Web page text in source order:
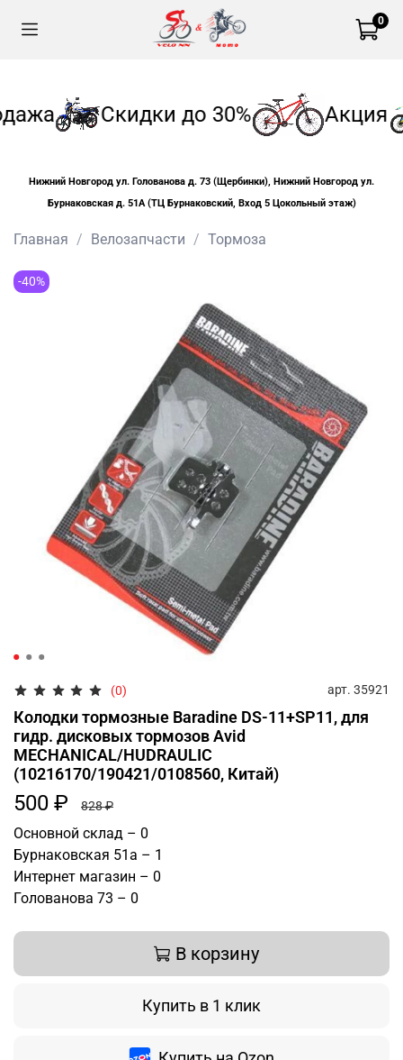
0
Скидки до 30% Акция
Нижний Новгород ул. Голованова д. 73 (Щербинки), Нижний Новгород ул.
Бурнаковская д. 51А (ТЦ Бурнаковский, Вход 5 Цокольный этаж)
Главная Велозапчасти Тормоза
-40%
(0) арт. 35921
Колодки тормозные Baradine DS-11+SP11, для
гидр. дисковых тормозов Avid
MECHANICAL/HUDRAULIC
(10216170/190421/0108560, Китай)
500 ₽ 828 ₽
Основной склад – 0
Бурнаковская 51а – 1
Интернет магазин – 0
Голованова 73 – 0
В корзину
Купить в 1 клик